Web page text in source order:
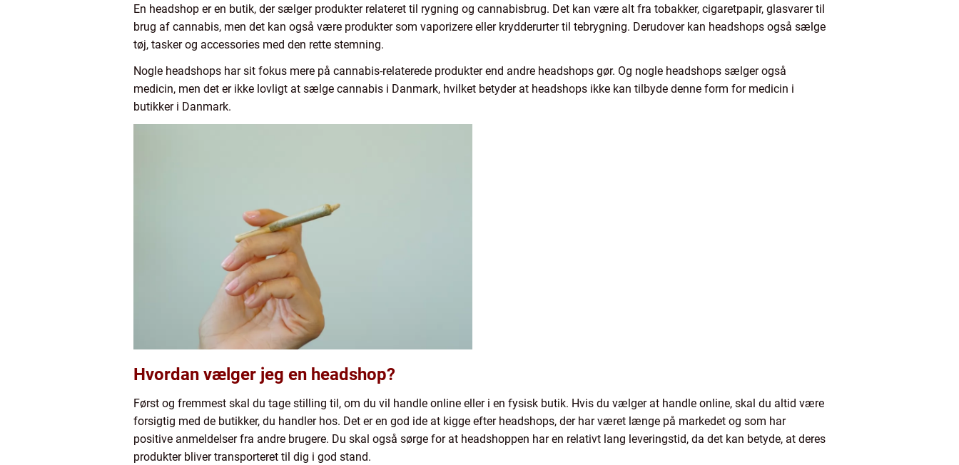
En headshop er en butik, der sælger produkter relateret til rygning og cannabisbrug. Det kan være alt fra tobakker, cigaretpapir, glasvarer til
brug af cannabis, men det kan også være produkter som vaporizere eller krydderurter til tebrygning. Derudover kan headshops også sælge
tøj, tasker og accessories med den rette stemning.
Nogle headshops har sit fokus mere på cannabis-relaterede produkter end andre headshops gør. Og nogle headshops sælger også
medicin, men det er ikke lovligt at sælge cannabis i Danmark, hvilket betyder at headshops ikke kan tilbyde denne form for medicin i
butikker i Danmark.
Hvordan vælger jeg en headshop?
Først og fremmest skal du tage stilling til, om du vil handle online eller i en fysisk butik. Hvis du vælger at handle online, skal du altid være
forsigtig med de butikker, du handler hos. Det er en god ide at kigge efter headshops, der har været længe på markedet og som har
positive anmeldelser fra andre brugere. Du skal også sørge for at headshoppen har en relativt lang leveringstid, da det kan betyde, at deres
produkter bliver transporteret til dig i god stand.